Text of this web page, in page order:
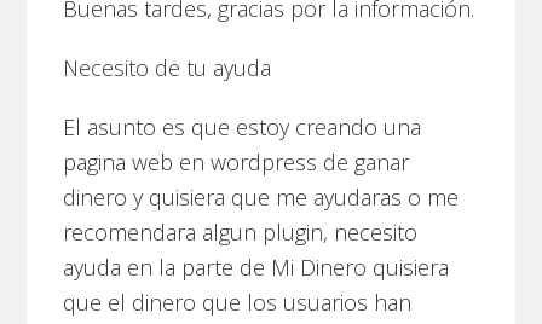
Buenas tardes, gracias por la información.
Necesito de tu ayuda
El asunto es que estoy creando una
pagina web en wordpress de ganar
dinero y quisiera que me ayudaras o me
recomendara algun plugin, necesito
ayuda en la parte de Mi Dinero quisiera
que el dinero que los usuarios han